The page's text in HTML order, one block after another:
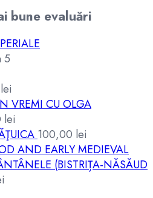
bune evaluări
5
lei
VREMI CU OLGA
lei
100,00 lei
AND EARLY MEDIEVAL
(BISTRIȚA-NĂSĂUD